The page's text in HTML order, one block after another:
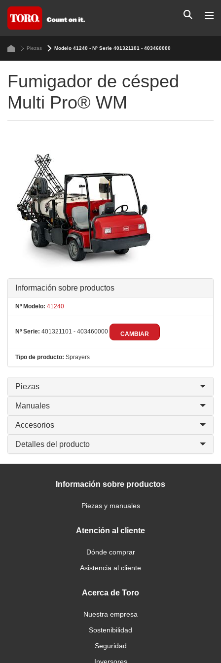
Piezas Modelo 41240 - Nº Serie 401321101 - 403460000
Fumigador de césped
Multi Pro® WM
Información sobre productos
Nº Modelo: 41240
Nº Serie: 401321101 - 403460000 CAMBIAR
Tipo de producto: Sprayers
Piezas
Manuales
Accesorios
Detalles del producto
Información sobre productos
Piezas y manuales
Atención al cliente
Dónde comprar
Asistencia al cliente
Acerca de Toro
Nuestra empresa
Sostenibilidad
Seguridad